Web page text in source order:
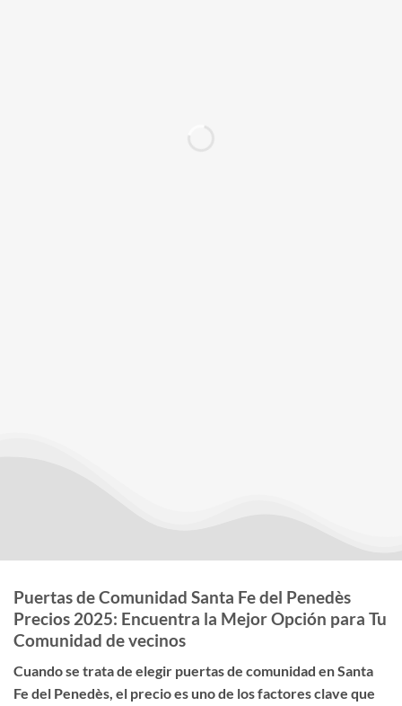
Puertas de Comunidad Santa Fe del Penedès
Precios 2025: Encuentra la Mejor Opción para Tu
Comunidad de vecinos
Cuando se trata de elegir puertas de comunidad en Santa
Fe del Penedès, el precioes uno de los factores clave que